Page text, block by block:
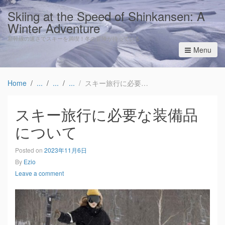
Skiing at the Speed of Shinkansen: A
Winter Adventure
新幹線の速さでスキーを満喫！冬の冒険が待っている
Menu
Home スキー旅行に必要な装備品について
スキー旅行に必要な装備品
について
Posted on 2023年11月6日
By Ezio
Leave a comment